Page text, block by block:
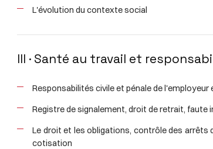
L'évolution du contexte social
III · Santé au travail et
Responsabilités civile et pénale de l'employeur
Registre de signalement, droit de retrait, faute
Le droit et les obligations, contrôle des arrêts
cotisation